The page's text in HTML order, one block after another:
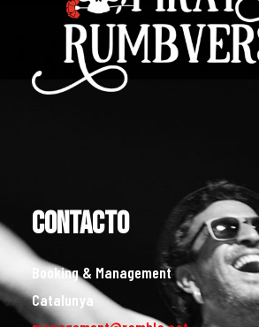
CONTACTO
Booking & Management
Catalunya